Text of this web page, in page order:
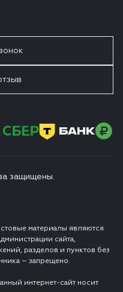
защищены.
материалы являются
сайта,
разделов и пунктов без
– запрещено.
интернет-сайт носит